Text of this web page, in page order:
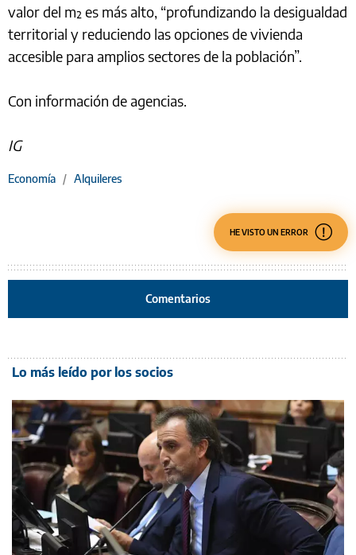
valor del m² es más alto, “profundizando la desigualdad
territorial y reduciendo las opciones de vivienda
accesible para amplios sectores de la población”.
Con información de agencias.
IG
Economía / Alquileres
HE VISTO UN ERROR
Comentarios
Lo más leído por los socios